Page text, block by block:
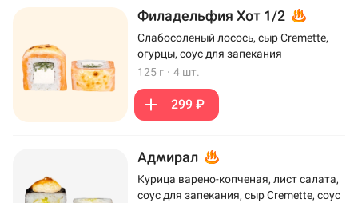
Филадельфия Хот 1/2
Слабосоленый лосось, сыр Cremette,
огурцы, соус для запекания
125 г · 4 шт.
299 ₽
Адмирал
Курица варено-копченая, лист салата,
соус для запекания, сыр Cremette, соус